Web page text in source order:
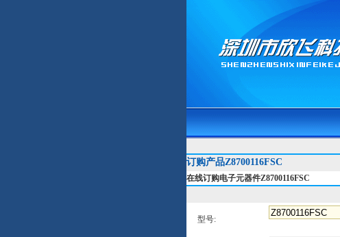
订购产品Z8700116FSC
在线订购电子元器件Z8700116FSC
型号: